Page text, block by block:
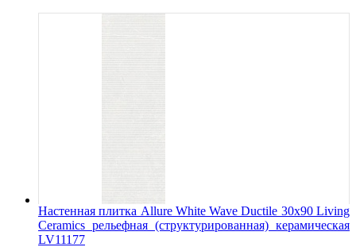
Настенная плитка Allure White Wave Ductile 30x90 Living
Ceramics рельефная (структурированная) керамическая
LV11177